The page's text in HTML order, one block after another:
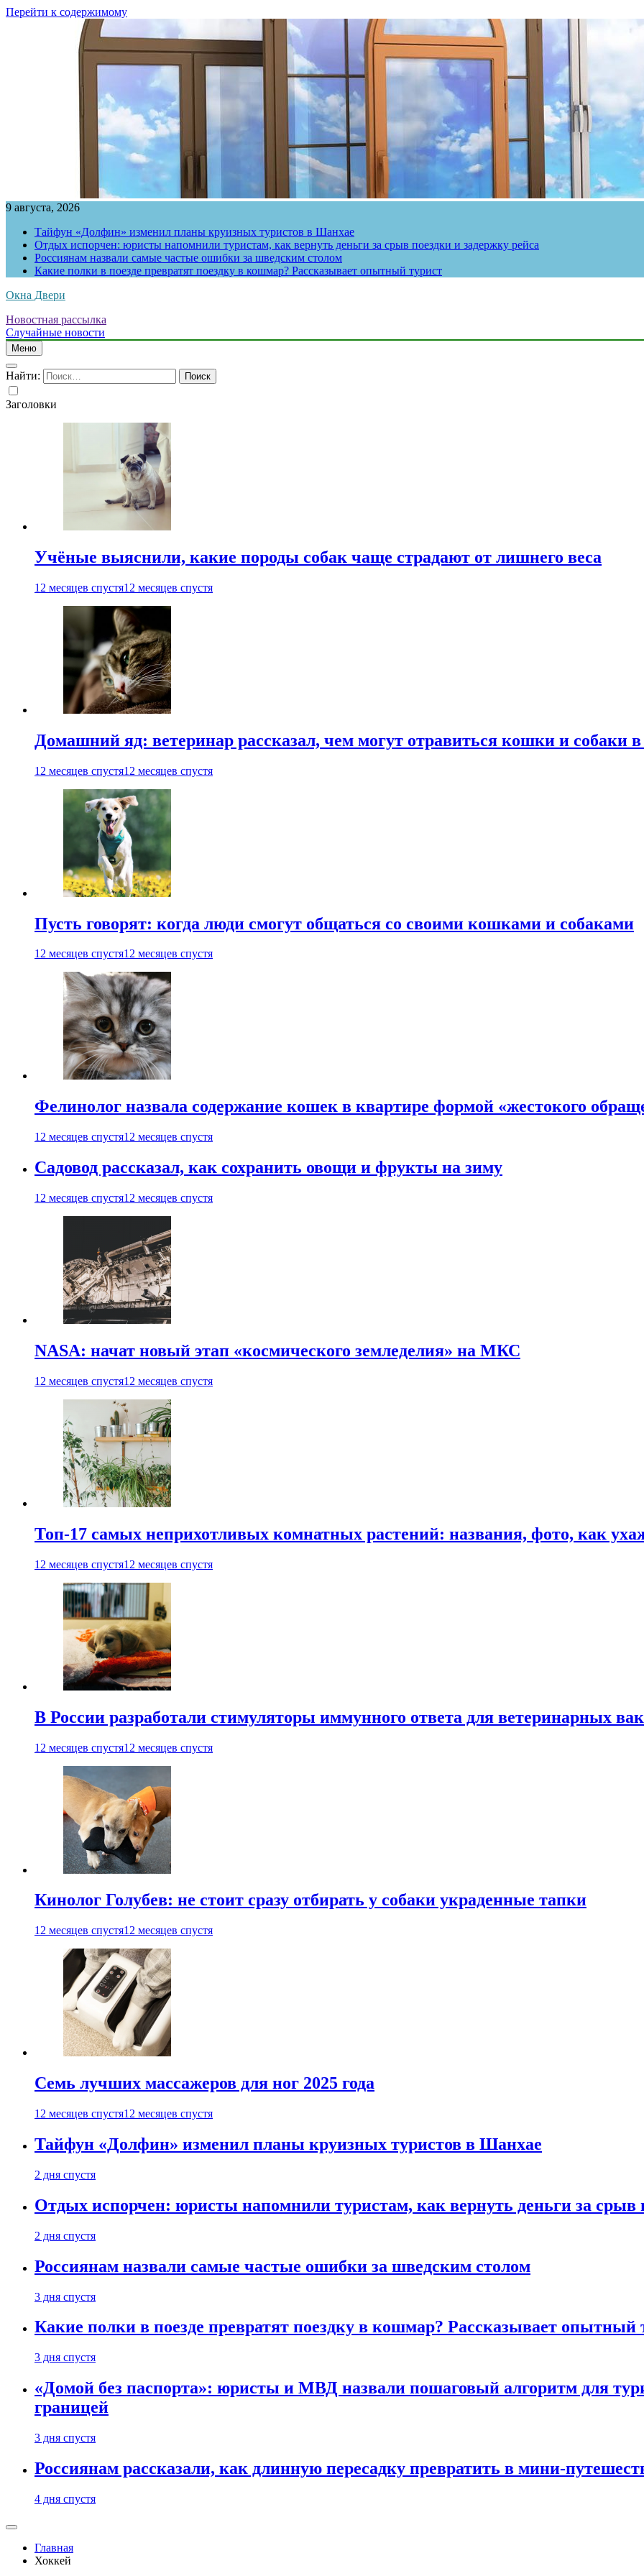
Перейти к содержимому
9 августа, 2026
Тайфун «Долфин» изменил планы круизных туристов в Шанхае
Отдых испорчен: юристы напомнили туристам, как вернуть деньги за срыв поездки и задержку рейса
Россиянам назвали самые частые ошибки за шведским столом
Какие полки в поезде превратят поездку в кошмар? Рассказывает опытный турист
Окна Двери
Новостная рассылка
Случайные новости
Меню
Найти:
Заголовки
Учёные выяснили, какие породы собак чаще страдают от лишнего веса
12 месяцев спустя12 месяцев спустя
Домашний яд: ветеринар рассказал, чем могут отравиться кошки и собаки
12 месяцев спустя12 месяцев спустя
Пусть говорят: когда люди смогут общаться со своими кошками и собаками
12 месяцев спустя12 месяцев спустя
Фелинолог назвала содержание кошек в квартире формой «жестокого
12 месяцев спустя12 месяцев спустя
Садовод рассказал, как сохранить овощи и фрукты на зиму
12 месяцев спустя12 месяцев спустя
NASA: начат новый этап «космического земледелия» на МКС
12 месяцев спустя12 месяцев спустя
Топ-17 самых неприхотливых комнатных растений: названия, фото, как
12 месяцев спустя12 месяцев спустя
В России разработали стимуляторы иммунного ответа для ветеринарных
12 месяцев спустя12 месяцев спустя
Кинолог Голубев: не стоит сразу отбирать у собаки украденные тапки
12 месяцев спустя12 месяцев спустя
Семь лучших массажеров для ног 2025 года
12 месяцев спустя12 месяцев спустя
Тайфун «Долфин» изменил планы круизных туристов в Шанхае
2 дня спустя
Отдых испорчен: юристы напомнили туристам, как вернуть деньги за срыв
2 дня спустя
Россиянам назвали самые частые ошибки за шведским столом
3 дня спустя
Какие полки в поезде превратят поездку в кошмар? Рассказывает опытный
3 дня спустя
«Домой без паспорта»: юристы и МВД назвали пошаговый алгоритм для
границей
3 дня спустя
Россиянам рассказали, как длинную пересадку превратить в мини-
4 дня спустя
Главная
Хоккей